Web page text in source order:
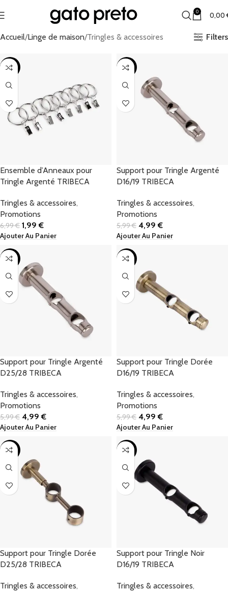
0 0,00
Accueil Linge de maison Tringles & accessoires Filters
-72%
Ensemble d’Anneaux pour
Tringle Argenté TRIBECA
Tringles & accessoires,
Promotions
6,99€ 1,99€
Ajouter Au Panier
-17%
Support pour Tringle Argenté
D16/19 TRIBECA
Tringles & accessoires,
Promotions
5,99€ 4,99€
Ajouter Au Panier
-17%
Support pour Tringle Argenté
D25/28 TRIBECA
Tringles & accessoires,
Promotions
5,99€ 4,99€
Ajouter Au Panier
-17%
Support pour Tringle Dorée
D16/19 TRIBECA
Tringles & accessoires,
Promotions
5,99€ 4,99€
Ajouter Au Panier
-17%
Support pour Tringle Dorée
D25/28 TRIBECA
Tringles & accessoires,
-17%
Support pour Tringle Noir
D16/19 TRIBECA
Tringles & accessoires,